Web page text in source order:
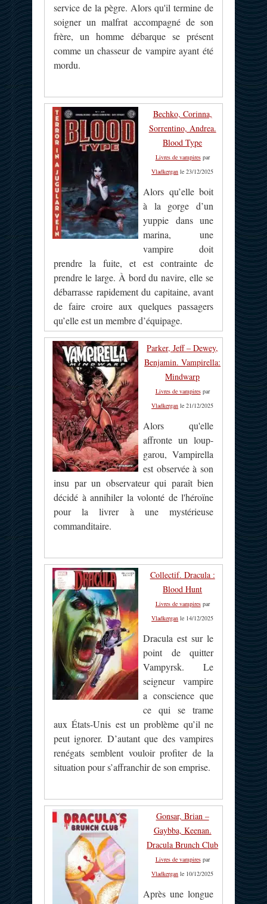
service de la pègre. Alors qu'il termine de
soigner un malfrat accompagné de son
frère, un homme débarque se présent
comme un chasseur de vampire ayant été
mordu.
Bechko, Corinna,
Sorrentino, Andrea.
Blood Type
Livres de vampirespar
Vladkergan le 23/12/2025
Alors qu’elle boit
à la gorge d’un
yuppie dans une
marina, une
vampire doit
prendre la fuite, et est contrainte de
prendre le large. À bord du navire, elle se
débarrasse rapidement du capitaine, avant
de faire croire aux quelques passagers
qu’elle est un membre d’équipage.
Parker, Jeff – Dewey,
Benjamin. Vampirella:
Mindwarp
Livres de vampirespar
Vladkergan le 21/12/2025
Alors qu'elle
affronte un loup-
garou, Vampirella
est observée à son
insu par un observateur qui paraît bien
décidé à annihiler la volonté de l'héroïne
pour la livrer à une mystérieuse
commanditaire.
Collectif. Dracula :
Blood Hunt
Livres de vampirespar
Vladkergan le 14/12/2025
Dracula est sur le
point de quitter
Vampyrsk. Le
seigneur vampire
a conscience que
ce qui se trame
aux États-Unis est un problème qu’il ne
peut ignorer. D’autant que des vampires
renégats semblent vouloir profiter de la
situation pour s’affranchir de son emprise.
Gonsar, Brian –
Gaybba, Keenan.
Dracula Brunch Club
Livres de vampirespar
Vladkergan le 10/12/2025
Après une longue